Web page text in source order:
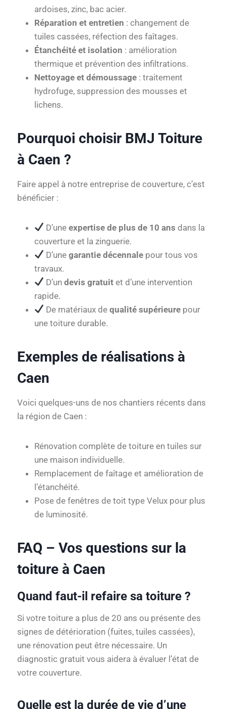
ardoises, zinc, bac acier.
Réparation et entretien : changement de
tuiles cassées, réfection des faîtages.
Étanchéité et isolation : amélioration
thermique et prévention des infiltrations.
Nettoyage et démoussage : traitement
hydrofuge, suppression des mousses et
lichens.
Pourquoi choisir BMJ Toiture
à Caen ?
Faire appel à notre entreprise de couverture, c’est
bénéficier :
D’uneexpertise de plus de 10 ans dans la
couverture et la zinguerie.
D’unegarantie décennale pour tous vos
travaux.
D’undevis gratuit et d’une intervention
rapide.
De matériaux dequalité supérieure pour
une toiture durable.
Exemples de réalisations à
Caen
Voici quelques-uns de nos chantiers récents dans
la région de Caen :
Rénovation complète de toiture en tuiles sur
une maison individuelle.
Remplacement de faîtage et amélioration de
l’étanchéité.
Pose de fenêtres de toit type Velux pour plus
de luminosité.
FAQ – Vos questions sur la
toiture à Caen
Quand faut-il refaire sa toiture ?
Si votre toiture a plus de 20 ans ou présente des
signes de détérioration (fuites, tuiles cassées),
une rénovation peut être nécessaire. Un
diagnostic gratuit vous aidera à évaluer l’état de
votre couverture.
Quelle est la durée de vie d’une